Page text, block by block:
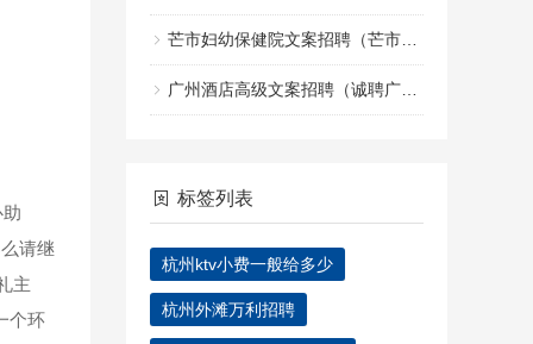
请继
主
个环
芒市妇幼保健院文案招聘（芒市妇幼保健院诚邀创意人才加入，共创健康宣传新篇章）
广州酒店高级文案招聘（诚聘广州高端酒店文案精英）
标签列表
杭州ktv小费一般给多少
杭州外滩万利招聘